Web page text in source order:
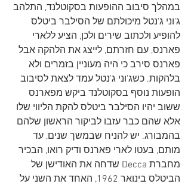
במהלך סיבוב ההופעות בסקוטלנד, התלהב
ג'וני ג'נטל מיכולתם של הסילבר ביטלס
להופיע ולכתוב שירים ולכן, הציע ללארי
פארנס, עם חזרתם, לייצג את הלהקה אבל
פארנס סירב כי היה מעוניין בזמרים ולא
בלהקות. כשג'וני ג'נטל עמד לצאת לסיבוב
הופעות נוסף בסקוטלנד ביקש מפארנס
ששוב יהיו הסילבר ביטלס להקת הליווי שלו
אלא שהם כבר עזבו לביקור הראשון שלהם
בהמבורג. יש להניח שבמשך שנים, עד
מותם, בעטו לארי פארנס ודיק רואו, הבכיר
מחברת Decca שדחה את האודישן של
הביטלס בינואר 1962, האחד את השני על